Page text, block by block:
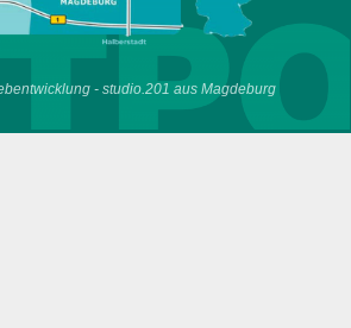
- studio.201 aus Magdeburg